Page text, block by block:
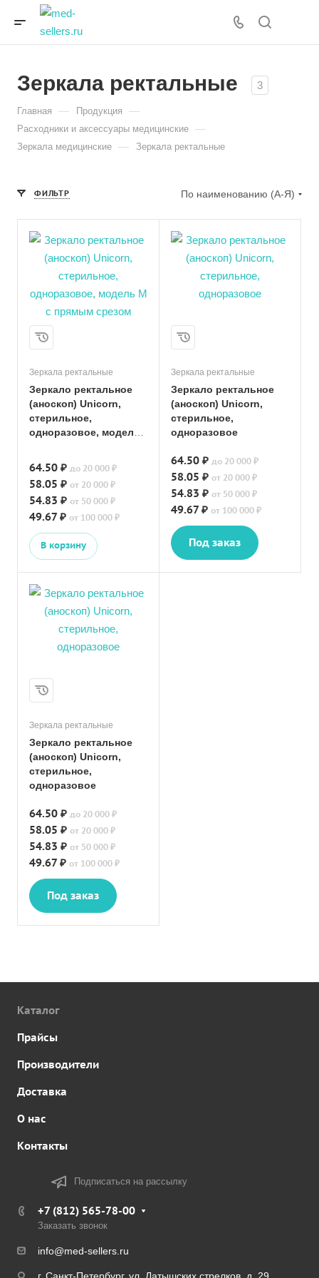
Зеркала ректальные 3
Главная — Продукция —
Расходники и аксессуары медицинские —
Зеркала медицинские — Зеркала ректальные
ФИЛЬТР По наименованию (А-Я)
Зеркала ректальные
Зеркало ректальное
(аноскоп) Unicorn,
стерильное,
одноразовое, модель
64.50 ₽ до 20 000 ₽
58.05 ₽ от 20 000 ₽
54.83 ₽ от 50 000 ₽
49.67 ₽ от 100 000 ₽
В корзину
Зеркала ректальные
Зеркало ректальное
(аноскоп) Unicorn,
стерильное,
одноразовое
64.50 ₽ до 20 000 ₽
58.05 ₽ от 20 000 ₽
54.83 ₽ от 50 000 ₽
49.67 ₽ от 100 000 ₽
Под заказ
Зеркала ректальные
Зеркало ректальное
(аноскоп) Unicorn,
стерильное,
одноразовое
64.50 ₽ до 20 000 ₽
58.05 ₽ от 20 000 ₽
54.83 ₽ от 50 000 ₽
49.67 ₽ от 100 000 ₽
Под заказ
Каталог
Прайсы
Производители
Доставка
О нас
Контакты
Подписаться на рассылку
+7 (812) 565-78-00
Заказать звонок
info@med-sellers.ru